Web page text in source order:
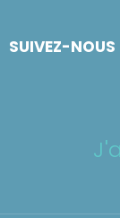
SUIVEZ-